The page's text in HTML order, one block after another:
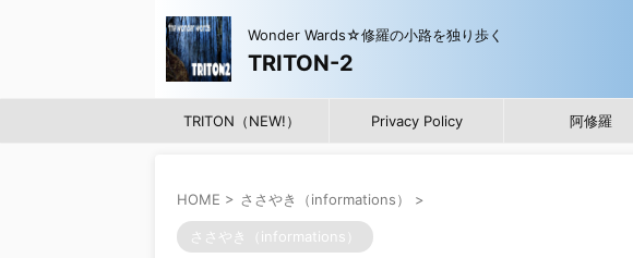
Wonder Wards☆修羅の小路を独り歩く
TRITON-2
TRITON（NEW!） Privacy Policy 阿修羅
HOME > ささやき（informations） >
ささやき（informations）